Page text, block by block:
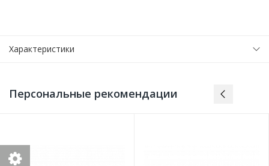
Характеристики
Персональные рекомендации